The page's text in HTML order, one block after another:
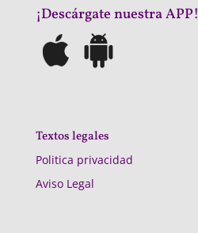
¡Descárgate nuestra APP!
Textos legales
Politica privacidad
Aviso Legal